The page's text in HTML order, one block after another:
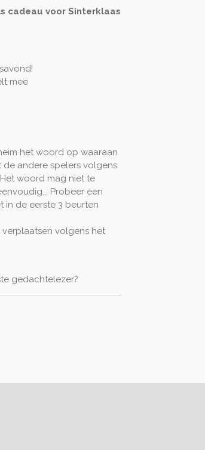
cadeau voor Sinterklaas
mee
het woord op waaraan
de andere spelers volgens
woord mag niet te
Probeer een
in de eerste 3 beurten
volgens het
gedachtelezer?